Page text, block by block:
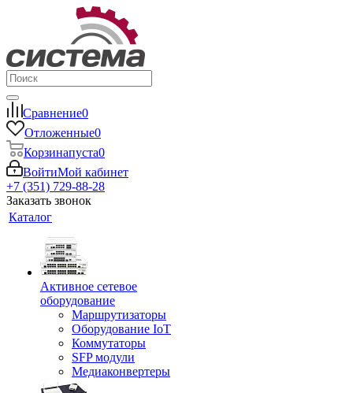
Сравнение0
Отложенные0
Корзинапуста0
ВойтиМой кабинет
+7 (351) 729-88-28
Заказать звонок
Каталог
Активное сетевое
оборудование
Маршрутизаторы
Оборудование IoT
Коммутаторы
SFP модули
Медиаконвертеры